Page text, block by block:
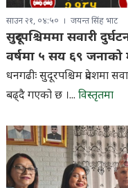
साउन २१, ०४:५० जयन्त सिंह भाट
सुदूरपश्चिममा सवारी
वर्षमा ५ सय ६९ जनाको
धनगढीः सुदूरपश्चिम प्रदेशमा
बढ्दै गएको छ ।... विस्तृतमा